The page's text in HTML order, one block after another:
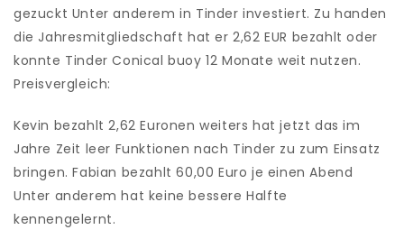
gezuckt Unter anderem in Tinder investiert. Zu handen
die Jahresmitgliedschaft hat er 2,62 EUR bezahlt oder
konnte Tinder Conical buoy 12 Monate weit nutzen.
Preisvergleich:
Kevin bezahlt 2,62 Euronen weiters hat jetzt das im
Jahre Zeit leer Funktionen nach Tinder zu zum Einsatz
bringen. Fabian bezahlt 60,00 Euro je einen Abend
Unter anderem hat keine bessere Halfte
kennengelernt.